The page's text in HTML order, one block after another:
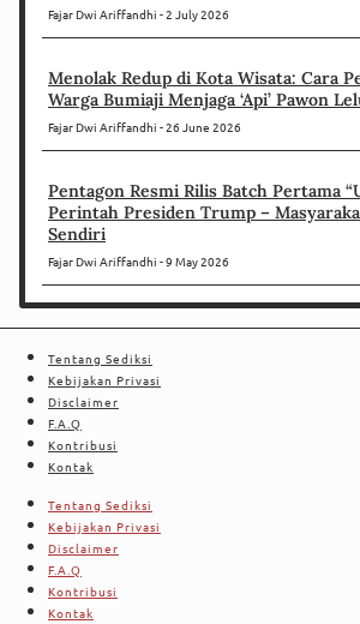
Fajar Dwi Ariffandhi 2 July 2026
Menolak Redup di Kota Wisata: Cara
Warga Bumiaji Menjaga ‘Api’ Pawon
Fajar Dwi Ariffandhi 26 June 2026
Pentagon Resmi Rilis Batch Pertama
Perintah Presiden Trump –
Sendiri
Fajar Dwi Ariffandhi 9 May 2026
Tentang Sediksi
Kebijakan Privasi
Disclaimer
F.A.Q
Kontribusi
Kontak
Tentang Sediksi
Kebijakan Privasi
Disclaimer
F.A.Q
Kontribusi
Kontak